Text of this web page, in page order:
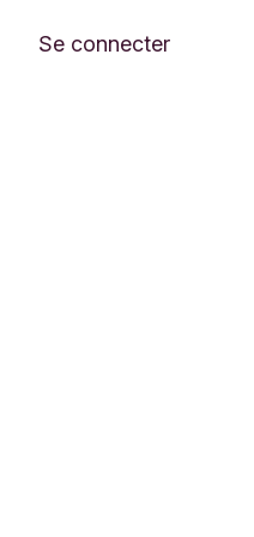
Se connecter
Contactez-nous